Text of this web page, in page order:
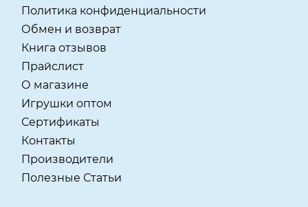
Политика конфиденциальности
Обмен и возврат
Книга отзывов
Прайслист
О магазине
Игрушки оптом
Сертификаты
Контакты
Производители
Полезные Статьи